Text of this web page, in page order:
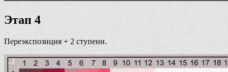
Этап 4
Переэкспозиция + 2 ступени.